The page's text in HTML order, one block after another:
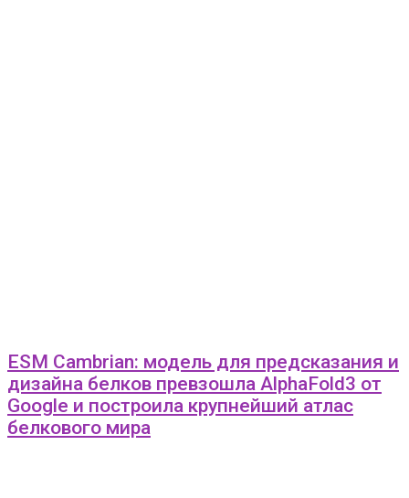
ESM Cambrian: модель для предсказания и
дизайна белков превзошла AlphaFold3 от
Google и построила крупнейший атлас
белкового мира